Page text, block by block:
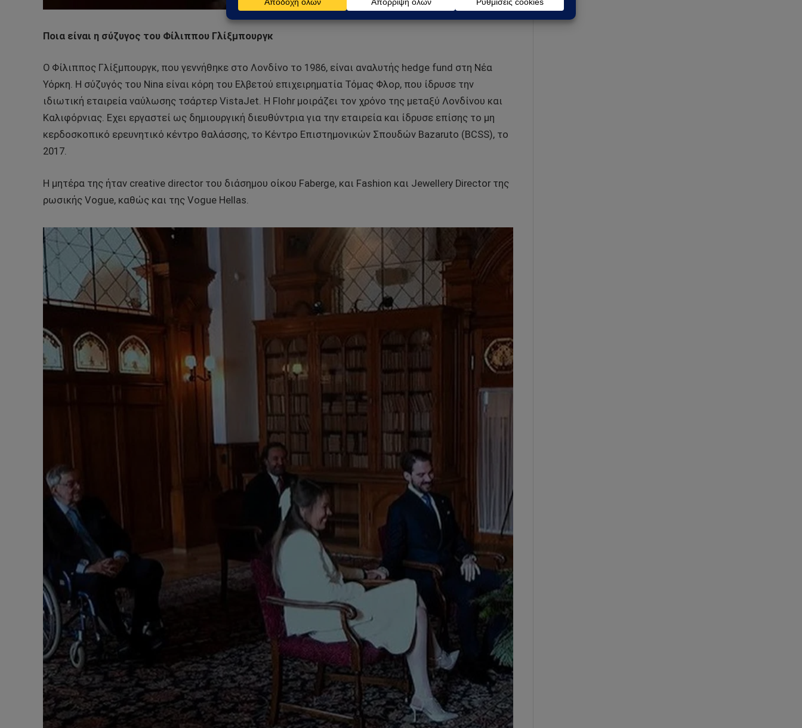
Ποια είναι η σύζυγος του Φίλιππου Γλίξμπουργκ
Ο Φίλιππος Γλίξμπουργκ, που γεννήθηκε στο Λονδίνο το 1986, είναι αναλυτής hedge fund στη Νέα
Υόρκη. Η σύζυγός του Nina είναι κόρη του Ελβετού επιχειρηματία Τόμας Φλορ, που ίδρυσε την
ιδιωτική εταιρεία ναύλωσης τσάρτερ VistaJet. Η Flohr μοιράζει τον χρόνο της μεταξύ Λονδίνου και
Καλιφόρνιας. Εχει εργαστεί ως δημιουργική διευθύντρια για την εταιρεία και ίδρυσε επίσης το μη
κερδοσκοπικό ερευνητικό κέντρο θαλάσσης, το Κέντρο Επιστημονικών Σπουδών Bazaruto (BCSS), το
2017.
Η μητέρα της ήταν creative director του διάσημου οίκου Faberge, και Fashion και Jewellery Director της
ρωσικής Vogue, καθώς και της Vogue Hellas.